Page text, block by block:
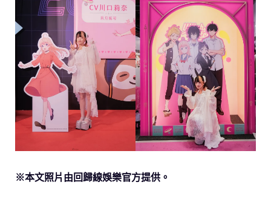
※本文照片由回歸線娛樂官方提供。